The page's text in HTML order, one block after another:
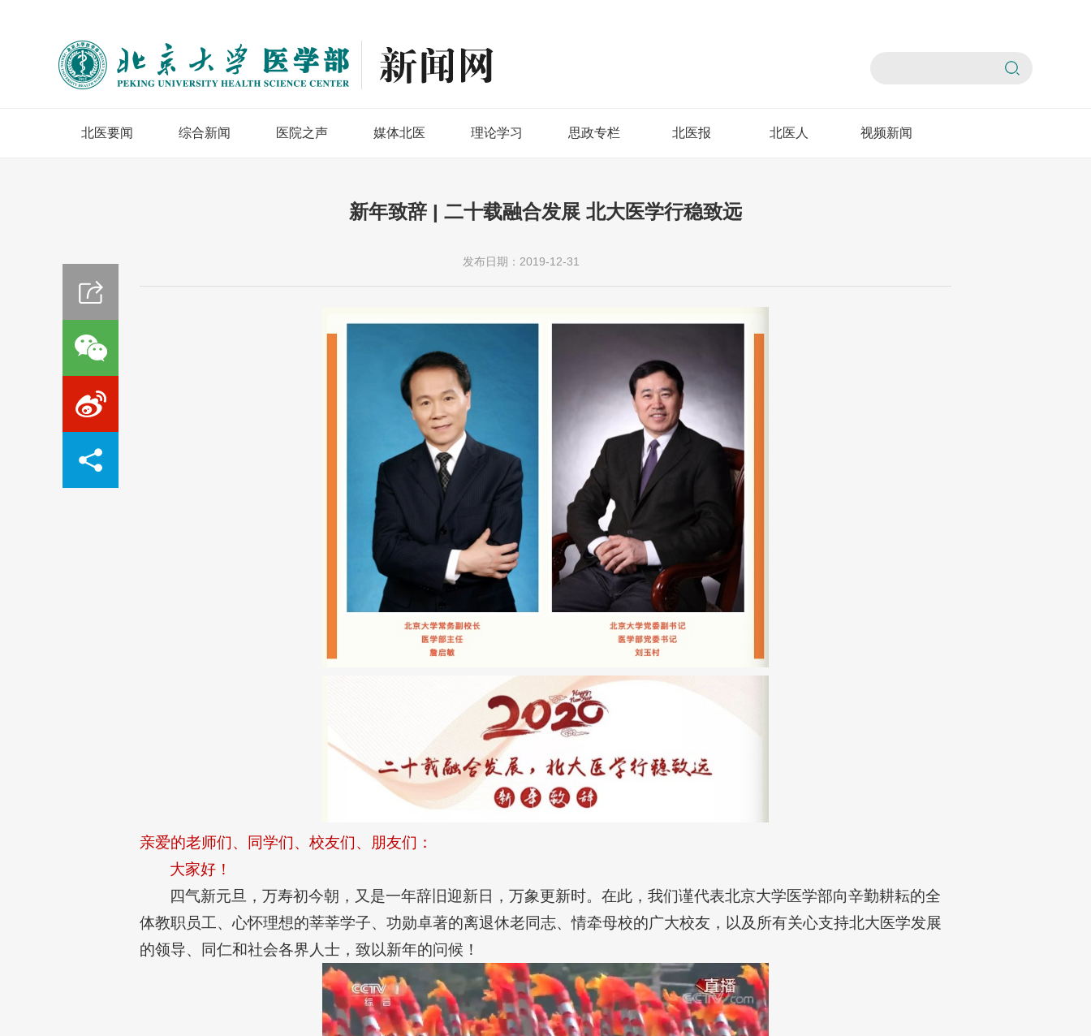
北医要闻 综合新闻 医院之声 媒体北医 理论学习 思政专栏 北医报 北医人 视频新闻
新年致辞 | 二十载融合发展 北大医学行稳致远
发布日期：2019-12-31
亲爱的老师们、同学们、校友们、朋友们：
大家好！
四气新元旦，万寿初今朝，又是一年辞旧迎新日，万象更新时。在此，我们谨代表北京大学医学部向辛勤耕耘的全
体教职员工、心怀理想的莘莘学子、功勋卓著的离退休老同志、情牵母校的广大校友，以及所有关心支持北大医学发展
的领导、同仁和社会各界人士，致以新年的问候！